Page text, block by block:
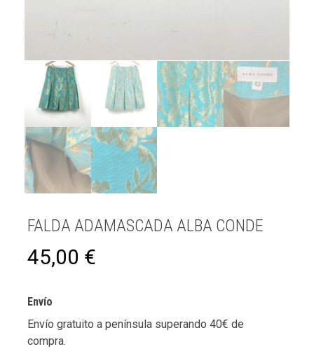
FALDA ADAMASCADA ALBA CONDE
45,00 €
Envío
Envío gratuito a península superando 40€ de
compra.